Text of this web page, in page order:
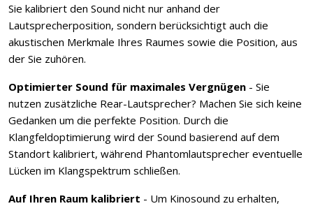
Sie kalibriert den Sound nicht nur anhand der
Lautsprecherposition, sondern berücksichtigt auch die
akustischen Merkmale Ihres Raumes sowie die Position, aus
der Sie zuhören.
Optimierter Sound für maximales Vergnügen - Sie
nutzen zusätzliche Rear-Lautsprecher? Machen Sie sich keine
Gedanken um die perfekte Position. Durch die
Klangfeldoptimierung wird der Sound basierend auf dem
Standort kalibriert, während Phantomlautsprecher eventuelle
Lücken im Klangspektrum schließen.
Auf Ihren Raum kalibriert - Um Kinosound zu erhalten,